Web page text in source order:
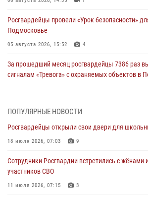
Росгвардейцы провели «Урок безопасности»
Подмосковье
05 августа 2026, 15:52 4
За прошедший месяц росгвардейцы 7386 раз
сигналам «Тревога» с охраняемых объектов в
Росгвардейцы пресекли кражу из
03 августа 2026, 15:26
«семейным подрядом» в Подмосковье (видео)
03 августа 2026, 14:57
ПОПУЛЯРНЫЕ НОВОСТИ
Росгвардейцы открыли свои двери для
18 июля 2026, 07:03 9
Сотрудники Росгвардии встретились с жёнами
участников СВО
11 июля 2026, 07:15 3